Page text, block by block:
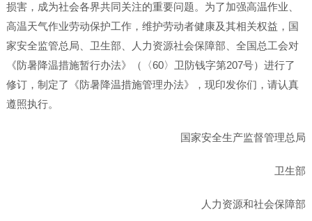
损害，成为社会各界共同关注的重要问题。为了加强高温作业、
高温天气作业劳动保护工作，维护劳动者健康及其相关权益，国
家安全监管总局、卫生部、人力资源社会保障部、全国总工会对
《防暑降温措施暂行办法》（〈60〉卫防钱字第207号）进行了
修订，制定了《防暑降温措施管理办法》，现印发你们，请认真
遵照执行。
国家安全生产监督管理总局
卫生部
人力资源和社会保障部